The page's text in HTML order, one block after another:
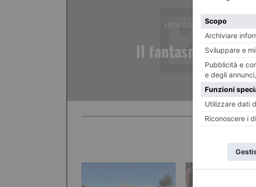
ARTICOLO PRECEDENTE
Il fantasma di